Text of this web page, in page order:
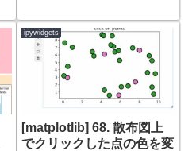
ipywidgets
[matplotlib] 68. 散布図上
でクリックした点の色を変